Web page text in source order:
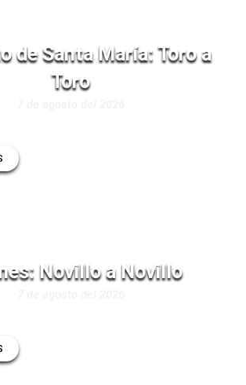
de Santa María: Toro a
Toro
Novillo a Novillo